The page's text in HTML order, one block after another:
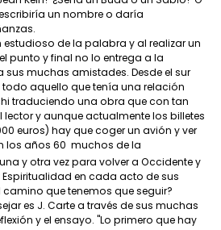
un nombre o daría
estudioso de la palabra y al realizar un
punto y final no lo entrega a la
muchas amistades. Desde el sur
aquello que tenía una relación
traduciendo una obra que con tan
y aunque actualmente los billetes
euros) hay que coger un avión y ver
los años 60  muchos de la
y otra vez para volver a Occidente y
en cada acto de sus
que tenemos que seguir?
es J. Carte a través de sus muchas
y el ensayo. "Lo primero que hay